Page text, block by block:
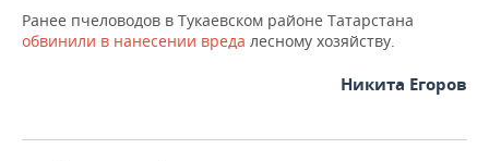
Ранее пчеловодов в Тукаевском районе Татарстана
обвинили в нанесении вреда лесному хозяйству.
Никита Егоров